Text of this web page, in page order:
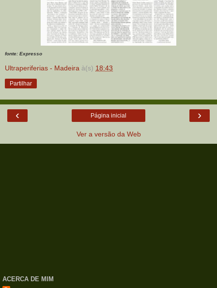
fonte: Expresso
Ultraperiferias - Madeira à(s) 18:43
Partilhar
‹ ›
Página inicial
Ver a versão da Web
ACERCA DE MIM